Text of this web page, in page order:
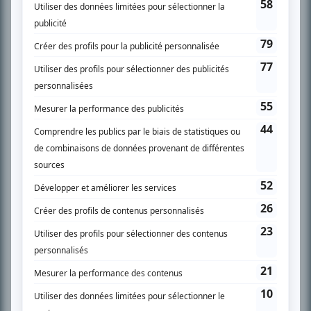
SUR LE RÉSEAU BIZZ MÉDIA
Accueil
Liste des oeuvres
Liste des comédiens
Recherche avancée
À propos
Nous contacter
Termes et conditions
Politique de confidentialité